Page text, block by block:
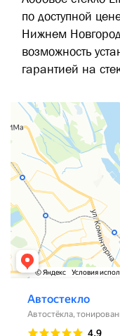
по доступной
Нижнем
возможность
гарантией на